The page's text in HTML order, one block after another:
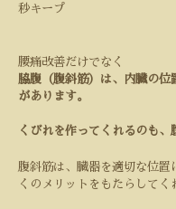
秒キープ
腰痛改善だけでなく
脇腹（腹斜筋）は、内臓の
があります。
くびれを作ってくれるのも、
腹斜筋は、臓器を適切な位置
くのメリットをもたらしてく